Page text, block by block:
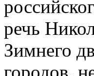
речь
Зимнего